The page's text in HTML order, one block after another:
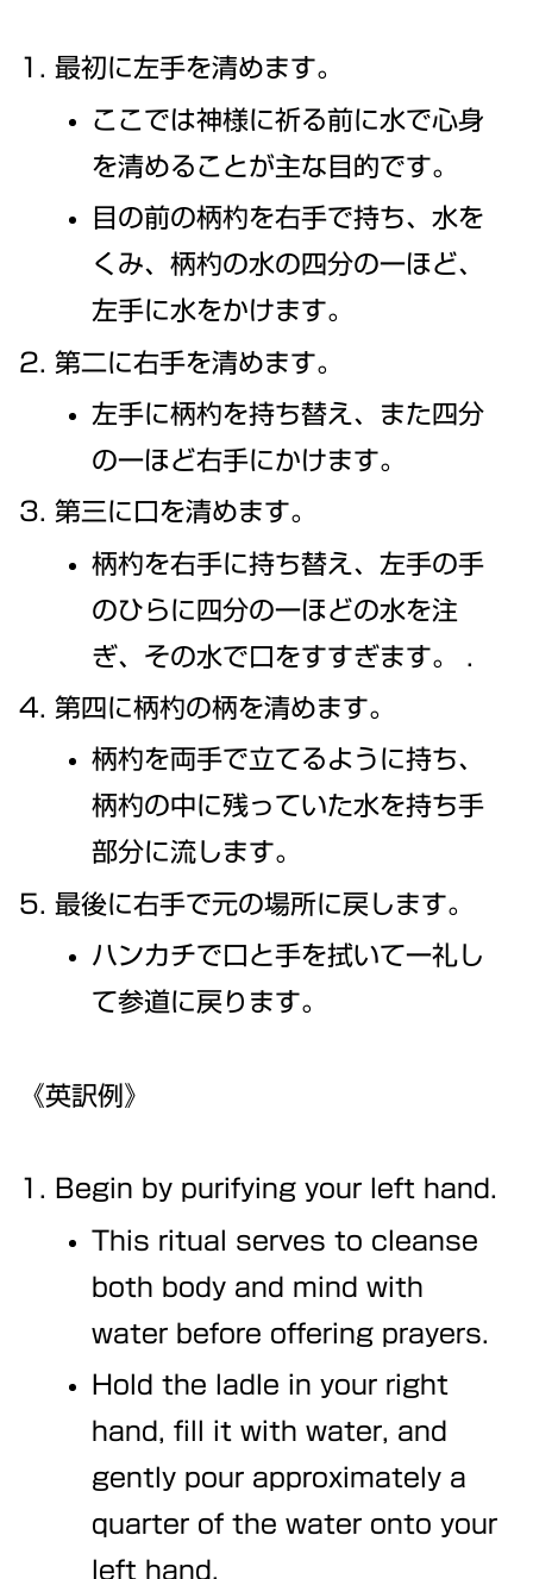
最初に左手を清めます。
ここでは神様に祈る前に水で心身
を清めることが主な目的です。
目の前の柄杓を右手で持ち、水を
くみ、柄杓の水の四分の一ほど、
左手に水をかけます。
第二に右手を清めます。
左手に柄杓を持ち替え、また四分
の一ほど右手にかけます。
第三に口を清めます。
柄杓を右手に持ち替え、左手の手
のひらに四分の一ほどの水を注
ぎ、その水で口をすすぎます。 .
第四に柄杓の柄を清めます。
柄杓を両手で立てるように持ち、
柄杓の中に残っていた水を持ち手
部分に流します。
最後に右手で元の場所に戻します。
ハンカチで口と手を拭いて一礼し
て参道に戻ります。
《英訳例》
Begin by purifying your left hand.
This ritual serves to cleanse
both body and mind with
water before offering prayers.
Hold the ladle in your right
hand, fill it with water, and
gently pour approximately a
quarter of the water onto your
left hand.